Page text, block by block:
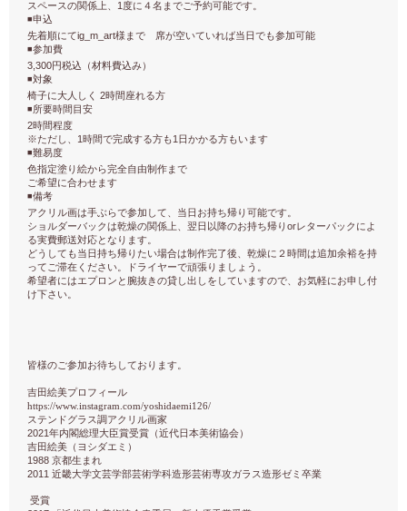
スペースの関係上、 1 度に４名までご予約可能です。
◾️申込
先着順にてig_m_art様まで 席が空いていれば当日でも参加可能
◾️参加費
3,300円税込（材料費込み）
◾️対象
椅子に大人しく
2時間座れる方
◾️所要時間目安
2時間程度
※ただし、 1 時間で完成する方も1 日かかる方もいます
◾️難易度
色指定塗り絵から完全自由制作まで
ご希望に合わせます
◾️備考
アクリル画は手ぶらで参加して、当日お持ち帰り可能です。
ショルダーバックは乾燥の関係上、翌日以降のお持ち帰りorレターパックによ
る実費郵送対応となります。
どうしても当日持ち帰りたい場合は制作完了後、乾燥に２時間は追加余裕を持
ってご滞在ください。ドライヤーで頑張りましょう。
希望者にはエプロンと腕抜きの貸し出しをしていますので、お気軽にお申し付
け下さい。
皆様のご参加お待ちしております。
吉田絵美プロフィール
https://www.instagram.com/yoshidaemi126/
ステンドグラス調アクリル画家
2021年内閣総理大臣賞受賞（近代日本美術協会）
吉田絵美（ヨシダエミ）
1988 京都生まれ
2011 近畿大学文芸学部芸術学科造形芸術専攻ガラス造形ゼミ卒業
受賞